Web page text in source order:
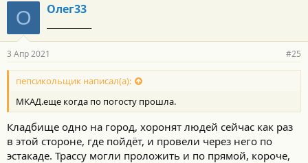
О Олег33
3 Апр 2021 #25
пепсикольщик написал(а):
МКАД.еще когда по погосту прошла.
Кладбище одно на город, хоронят людей сейчас как раз
в этой стороне, где пойдёт, и провели через него по
эстакаде. Трассу могли проложить и по прямой, короче,